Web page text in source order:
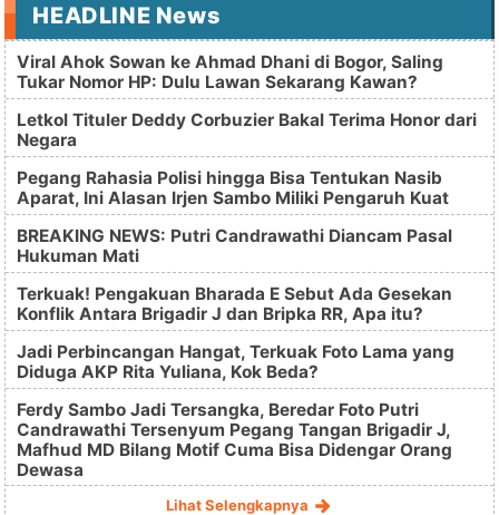
HEADLINE News
Viral Ahok Sowan ke Ahmad Dhani di Bogor, Saling
Tukar Nomor HP: Dulu Lawan Sekarang Kawan?
Letkol Tituler Deddy Corbuzier Bakal Terima Honor dari
Negara
Pegang Rahasia Polisi hingga Bisa Tentukan Nasib
Aparat, Ini Alasan Irjen Sambo Miliki Pengaruh Kuat
BREAKING NEWS: Putri Candrawathi Diancam Pasal
Hukuman Mati
Terkuak! Pengakuan Bharada E Sebut Ada Gesekan
Konflik Antara Brigadir J dan Bripka RR, Apa itu?
Jadi Perbincangan Hangat, Terkuak Foto Lama yang
Diduga AKP Rita Yuliana, Kok Beda?
Ferdy Sambo Jadi Tersangka, Beredar Foto Putri
Candrawathi Tersenyum Pegang Tangan Brigadir J,
Mafhud MD Bilang Motif Cuma Bisa Didengar Orang
Dewasa
Lihat Selengkapnya